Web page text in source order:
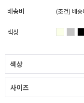
배송비 (조건) 배
색상
색상
사이즈